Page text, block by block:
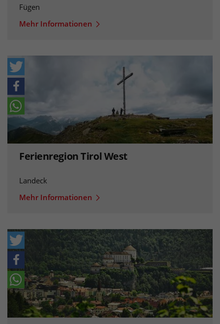
Fügen
Mehr Informationen
Ferienregion Tirol West
Landeck
Mehr Informationen